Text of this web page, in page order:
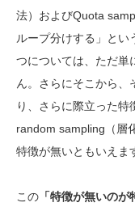
法）およびQuota
ループ分けする」とい
つについては、ただ単
ん。さらにそこから、
り、さらに際立った
random sampling（層
特徴が無いともいえま
この 「特徴が無いのが